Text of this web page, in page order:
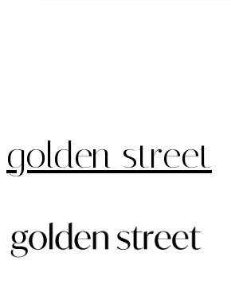
golden street